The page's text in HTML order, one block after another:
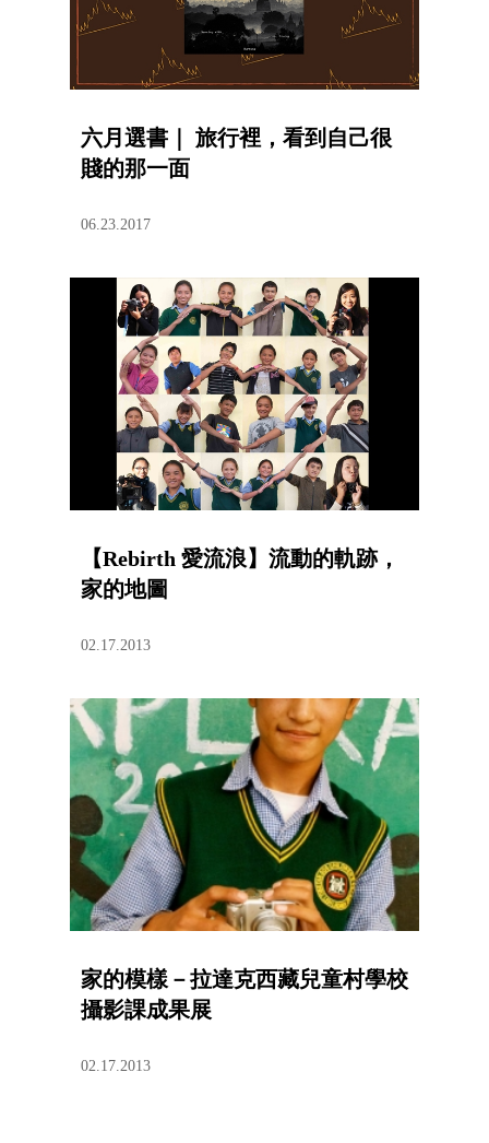
六月選書｜ 旅行裡，看到自己很
賤的那一面
06.23.2017
【Rebirth 愛流浪】流動的軌跡，
家的地圖
02.17.2013
家的模樣－拉達克西藏兒童村學校
攝影課成果展
02.17.2013